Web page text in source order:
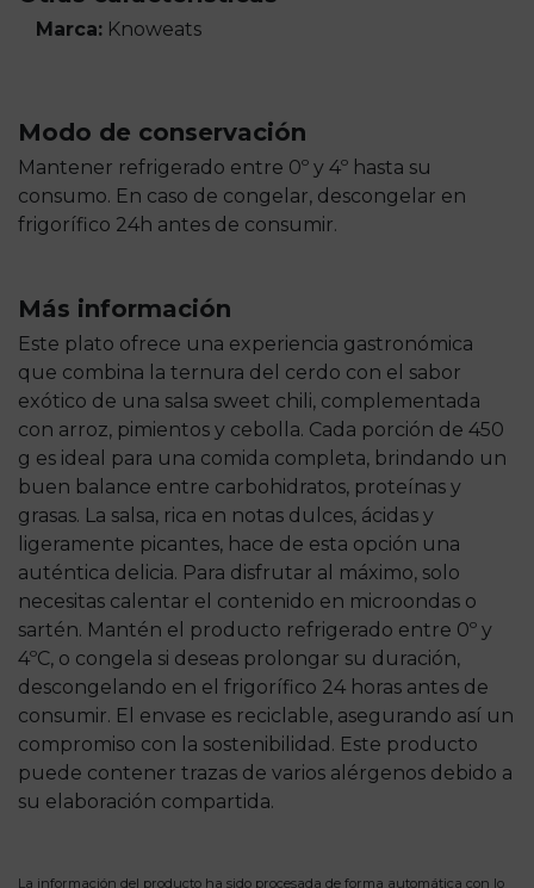
Marca: Knoweats
Modo de conservación
Mantener refrigerado entre 0º y 4º hasta su
consumo. En caso de congelar, descongelar en
frigorífico 24h antes de consumir.
Más información
Este plato ofrece una experiencia gastronómica
que combina la ternura del cerdo con el sabor
exótico de una salsa sweet chili, complementada
con arroz, pimientos y cebolla. Cada porción de 450
g es ideal para una comida completa, brindando un
buen balance entre carbohidratos, proteínas y
grasas. La salsa, rica en notas dulces, ácidas y
ligeramente picantes, hace de esta opción una
auténtica delicia. Para disfrutar al máximo, solo
necesitas calentar el contenido en microondas o
sartén. Mantén el producto refrigerado entre 0º y
4ºC, o congela si deseas prolongar su duración,
descongelando en el frigorífico 24 horas antes de
consumir. El envase es reciclable, asegurando así un
compromiso con la sostenibilidad. Este producto
puede contener trazas de varios alérgenos debido a
su elaboración compartida.
La información del producto ha sido procesada de forma automática con lo